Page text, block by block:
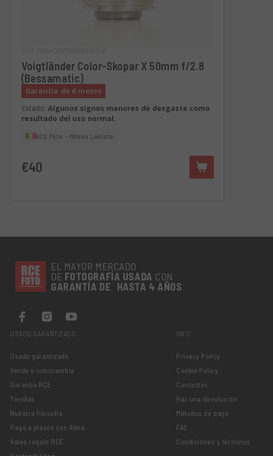
Voigtländer Color-Skopar X 50mm f/2.8
(Bessamatic)
Garantía de 6 meses
Estado: Algunos signos menores de desgaste como
resultado del uso normal.
RCE Foto - Milano Lainate
€40
EL MAYOR MERCADO
DE FOTOGRAFÍA USADA CON
GARANTÍA DE HASTA 4 AÑOS
USADO GARANTIZADO
Usado garantizado
Vende o intercambia
Garantía RCE
Tiendas
Nuestra filosofía
Paga a plazos con Alma
Vales regalo RCE
INFO
Privacy Policy
Cookie Policy
Contactos
Haz una devolución
Métodos de pago
FAQ
Condiciones y términos